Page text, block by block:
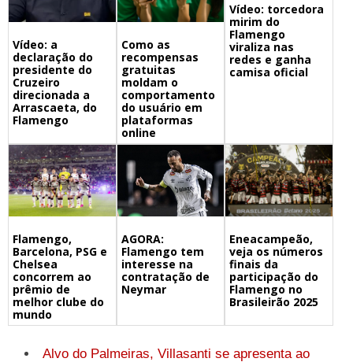
Vídeo: a
declaração do
presidente do
Cruzeiro
direcionada a
Arrascaeta, do
Flamengo
Como as
recompensas
gratuitas
moldam o
comportamento
do usuário em
plataformas
online
Vídeo: torcedora
mirim do
Flamengo
viraliza nas
redes e ganha
camisa oficial
Flamengo,
Barcelona, PSG e
Chelsea
concorrem ao
prêmio de
melhor clube do
mundo
AGORA:
Flamengo tem
interesse na
contratação de
Neymar
Eneacampeão,
veja os números
finais da
participação do
Flamengo no
Brasileirão 2025
Alvo do Palmeiras, Villasanti se apresenta ao